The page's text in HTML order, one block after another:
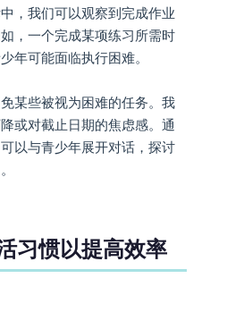
，我们可以观察到完成作业
，一个完成某项练习所需时
年可能面临执行困难。
某些被视为困难的任务。我
或对截止日期的焦虑感。通
以与青少年展开对话，探讨
习惯以提高效率